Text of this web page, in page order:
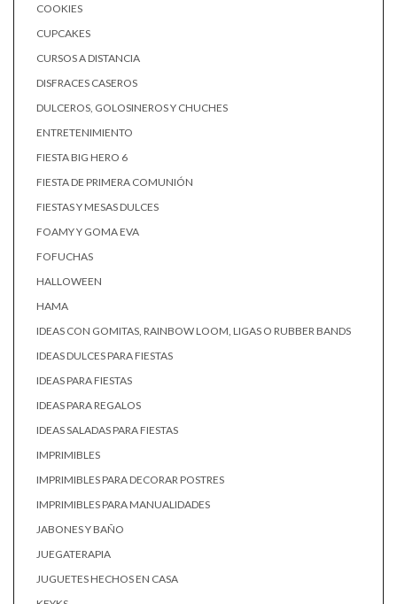
COOKIES
CUPCAKES
CURSOS A DISTANCIA
DISFRACES CASEROS
DULCEROS, GOLOSINEROS Y CHUCHES
ENTRETENIMIENTO
FIESTA BIG HERO 6
FIESTA DE PRIMERA COMUNIÓN
FIESTAS Y MESAS DULCES
FOAMY Y GOMA EVA
FOFUCHAS
HALLOWEEN
HAMA
IDEAS CON GOMITAS, RAINBOW LOOM, LIGAS O RUBBER BANDS
IDEAS DULCES PARA FIESTAS
IDEAS PARA FIESTAS
IDEAS PARA REGALOS
IDEAS SALADAS PARA FIESTAS
IMPRIMIBLES
IMPRIMIBLES PARA DECORAR POSTRES
IMPRIMIBLES PARA MANUALIDADES
JABONES Y BAÑO
JUEGATERAPIA
JUGUETES HECHOS EN CASA